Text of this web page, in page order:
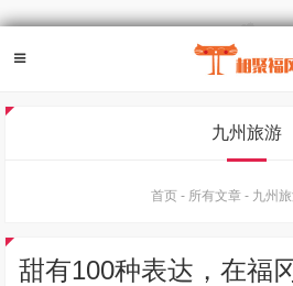
九州旅游
首页 - 所有文章 - 九州
甜有100种表达，在福